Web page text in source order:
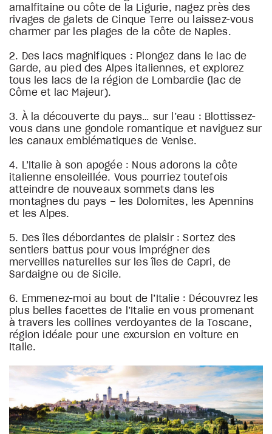
amalfitaine ou côte de la Ligurie, nagez près des
rivages de galets de Cinque Terre ou laissez-vous
charmer par les plages de la côte de Naples.
2. Des lacs magnifiques : Plongez dans le lac de
Garde, au pied des Alpes italiennes, et explorez
tous les lacs de la région de Lombardie (lac de
Côme et lac Majeur).
3. À la découverte du pays… sur l’eau : Blottissez-
vous dans une gondole romantique et naviguez sur
les canaux emblématiques de Venise.
4. L’Italie à son apogée : Nous adorons la côte
italienne ensoleillée. Vous pourriez toutefois
atteindre de nouveaux sommets dans les
montagnes du pays – les Dolomites, les Apennins
et les Alpes.
5. Des îles débordantes de plaisir : Sortez des
sentiers battus pour vous imprégner des
merveilles naturelles sur les îles de Capri, de
Sardaigne ou de Sicile.
6. Emmenez-moi au bout de l’Italie : Découvrez les
plus belles facettes de l’Italie en vous promenant
à travers les collines verdoyantes de la Toscane,
région idéale pour une excursion en voiture en
Italie.